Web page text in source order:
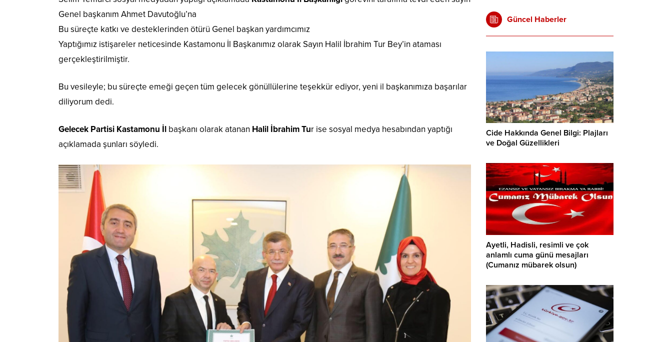
Genel başkanım Ahmet Davutoğlu’na
Bu süreçte katkı ve desteklerinden ötürü Genel başkan yardımcımız
Yaptığımız istişareler neticesinde Kastamonu İl Başkanımız olarak Sayın Halil İbrahim Tur Bey’in ataması
gerçekleştirilmiştir.
Bu vesileyle; bu süreçte emeği geçen tüm gelecek gönüllülerine teşekkür ediyor, yeni il başkanımıza başarılar
diliyorum dedi.
Gelecek Partisi Kastamonu İl başkanı olarak atanan Halil İbrahim Tur ise sosyal medya hesabından yaptığı
açıklamada şunları söyledi.
Güncel Haberler
Cide Hakkında Genel Bilgi: Plajları
ve Doğal Güzellikleri
Ayetli, Hadisli, resimli ve çok
anlamlı cuma günü mesajları
(Cumanız mübarek olsun)